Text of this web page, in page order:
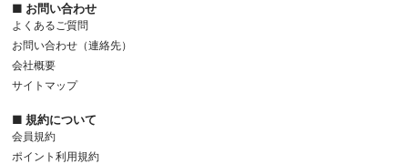
■ お問い合わせ
よくあるご質問
お問い合わせ（連絡先）
会社概要
サイトマップ
■ 規約について
会員規約
ポイント利用規約